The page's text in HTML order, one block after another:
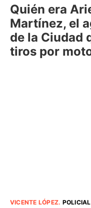
Quién era
Martínez, el
de la Ciudad
tiros por
VICENTE LÓPEZ.